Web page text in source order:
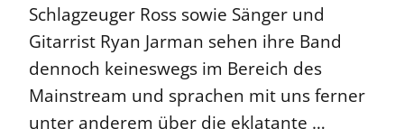
Schlagzeuger Ross sowie Sänger und
Gitarrist Ryan Jarman sehen ihre Band
dennoch keineswegs im Bereich des
Mainstream und sprachen mit uns ferner
unter anderem über die eklatante …